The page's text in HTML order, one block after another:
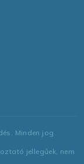
Minden jog
jellegűek, nem